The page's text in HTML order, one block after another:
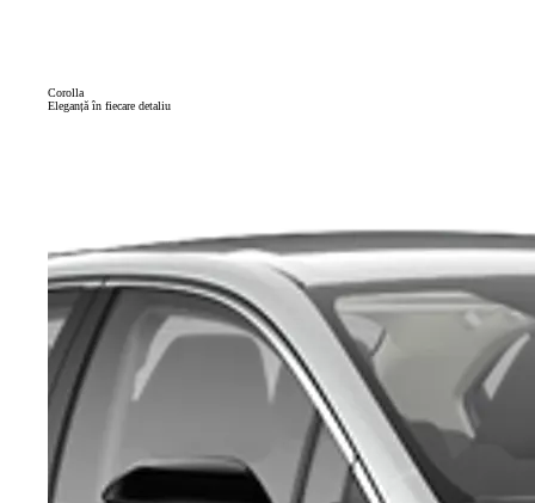
Corolla
Eleganță în fiecare detaliu